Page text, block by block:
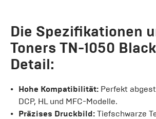
Die Spezifikationen
Toners TN-1050
Detail:
Hohe Kompatibilität: Perfekt
DCP, HL und MFC-Modelle.
Präzises Druckbild: Tiefschwarze